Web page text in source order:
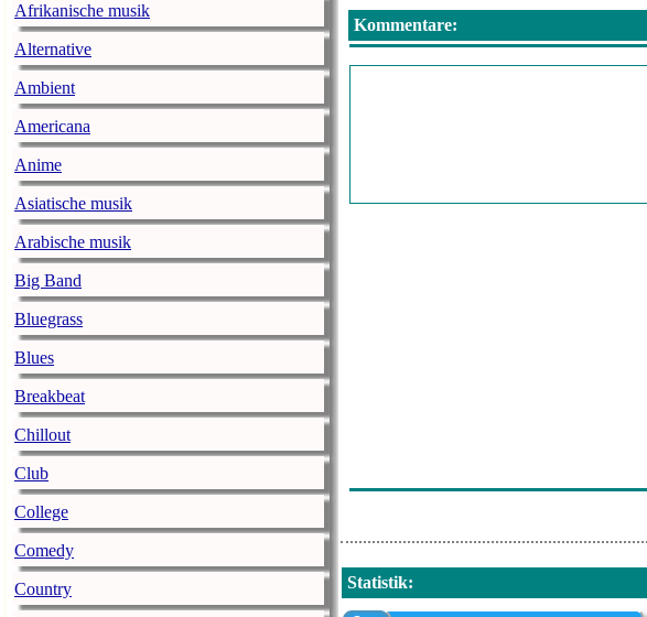
Afrikanische musik
Alternative
Ambient
Americana
Anime
Asiatische musik
Arabische musik
Big Band
Bluegrass
Blues
Breakbeat
Chillout
Club
College
Comedy
Country
Kommentare:
Statistik: